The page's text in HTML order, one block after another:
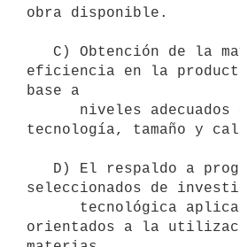
obra disponible.
eficiencia en la
base a
tecnología, tamaño y
seleccionados de
orientados a la